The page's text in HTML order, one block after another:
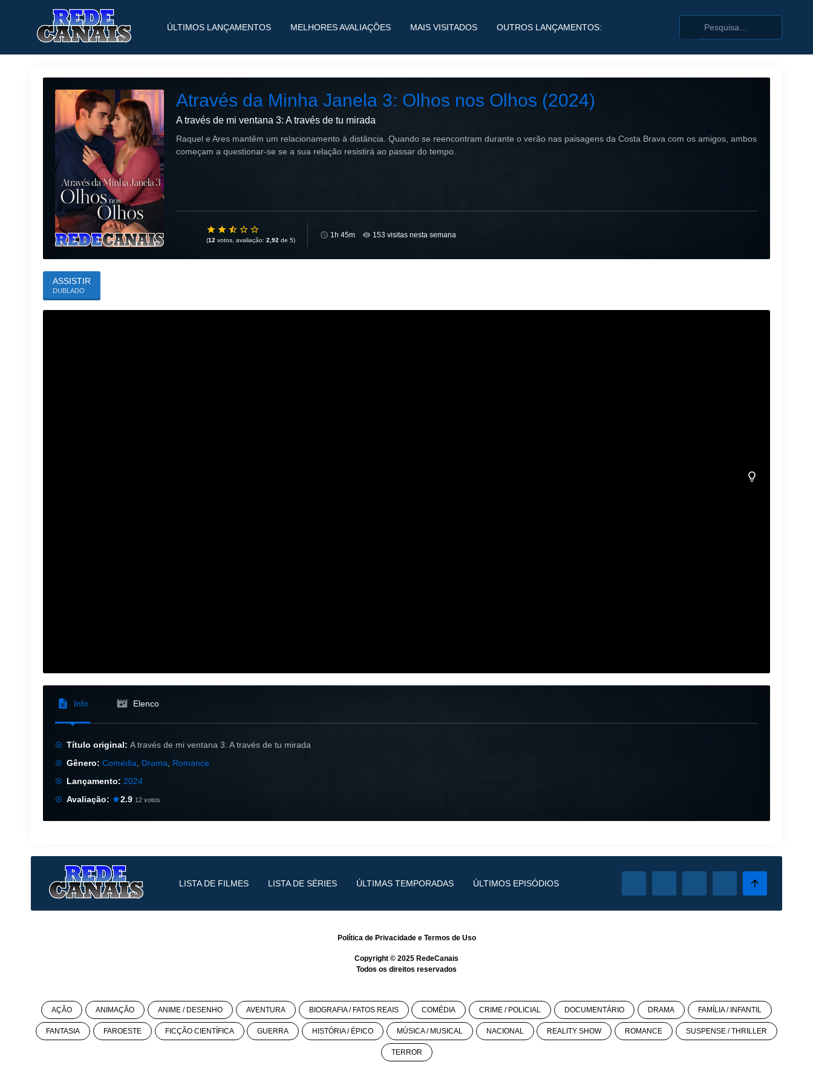
ÚLTIMOS LANÇAMENTOS MELHORES AVALIAÇÕES MAIS VISITADOS OUTROS LANÇAMENTOS:
Através da Minha Janela 3: Olhos nos Olhos (2024)
A través de mi ventana 3: A través de tu mirada
Raquel e Ares mantêm um relacionamento à distância. Quando se reencontram durante o verão nas paisagens da Costa Brava com os amigos, ambos
começam a questionar-se se a sua relação resistirá ao passar do tempo.
(12 votos, avaliação: 2,92 de 5)
1h 45m 153 visitas nesta semana
ASSISTIR
DUBLADO
Info Elenco
Título original:A través de mi ventana 3: A través de tu mirada
Gênero:Comédia Drama
Romance
Lançamento: 2024
Avaliação:
2.9 12 votos
LISTA DE FILMES LISTA DE SÉRIES ÚLTIMAS TEMPORADAS ÚLTIMOS EPISÓDIOS
Política de Privacidadee Termos de Uso
Copyright © 2025 RedeCanais
Todos os direitos reservados
AÇÃO ANIMAÇÃO ANIME / DESENHO AVENTURA BIOGRAFIA / FATOS REAIS COMÉDIA CRIME / POLICIAL DOCUMENTÁRIO DRAMA FAMÍLIA / INFANTIL
FANTASIA FAROESTE FICÇÃO CIENTÍFICA GUERRA HISTÓRIA / ÉPICO MÚSICA / MUSICAL NACIONAL REALITY SHOW ROMANCE SUSPENSE / THRILLER
TERROR